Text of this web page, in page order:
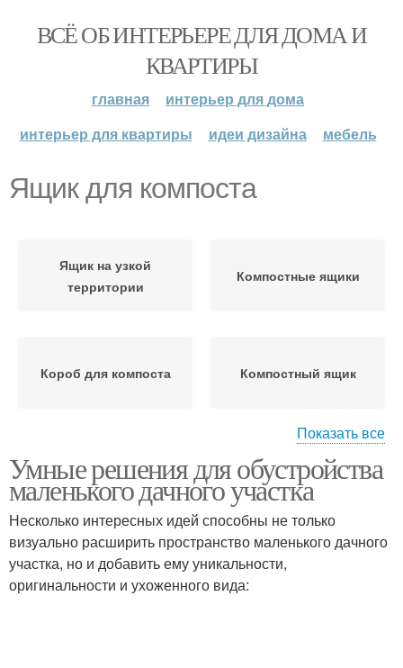
ВСЁ ОБ ИНТЕРЬЕРЕ ДЛЯ ДОМА И
КВАРТИРЫ
главная
интерьер для дома
интерьер для квартиры
идеи дизайна мебель
Ящик для компоста
Ящик на узкой
территории
Компостные ящики
Короб для компоста Компостный ящик
Ящик из пластика
Показать все
Умные решения для обустройства
маленького дачного участка
Несколько интересных идей способны не только
визуально расширить пространство маленького дачного
участка, но и добавить ему уникальности,
оригинальности и ухоженного вида: